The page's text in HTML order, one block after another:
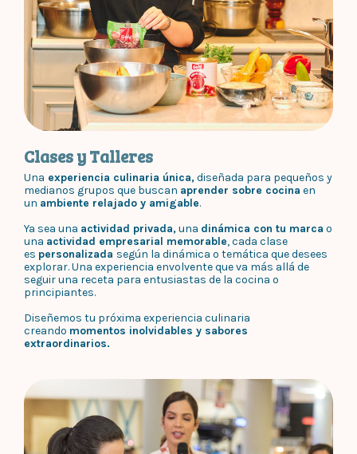
Clases y Talleres
Una experiencia culinaria única,diseñada para pequeños y
medianos grupos que buscan aprender sobre cocina en
un ambiente relajado y amigable.
Ya sea una actividad privada,una dinámica con tu marca o
una actividad empresarial memorable, cada clase
es personalizada según la dinámica o temática que desees
explorar. Una experiencia envolvente que va más allá de
seguir una receta para entusiastas de la cocina o
principiantes.
Diseñemos tu próxima experiencia culinaria
creando momentos inolvidables y sabores
extraordinarios.